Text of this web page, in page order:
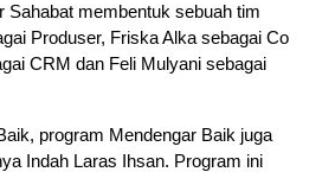
Sahabat membentuk sebuah tim
Produser, Friska Alka sebagai Co
CRM dan Feli Mulyani sebagai
program Mendengar Baik juga
Indah Laras Ihsan. Program ini